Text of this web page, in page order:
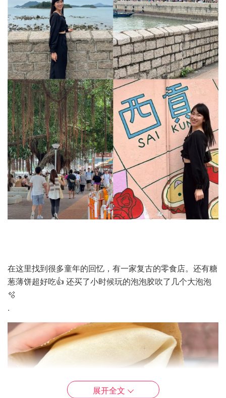
在这里找到很多童年的回忆，有一家复古的零食店。还有糖
葱薄饼超好吃👍 还买了小时候玩的泡泡胶吹了几个大泡泡
🫧
.
展开全文